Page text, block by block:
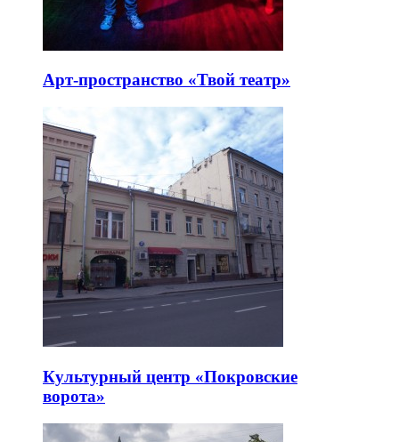
Арт-пространство «Твой театр»
Культурный центр «Покровские
ворота»